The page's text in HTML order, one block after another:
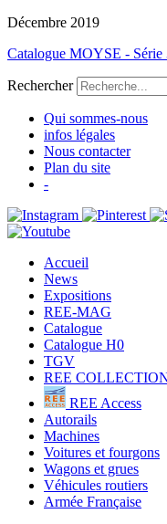
Décembre 2019
Catalogue MOYSE - Série
Rechercher
Qui sommes-nous
infos légales
Nous contacter
Plan du site
-
Accueil
News
Expositions
REE-MAG
Catalogue
Catalogue H0
TGV
REE
REE Access
Autorails
Machines
Voitures et fourgons
Wagons et grues
Véhicules routiers
Armée Française